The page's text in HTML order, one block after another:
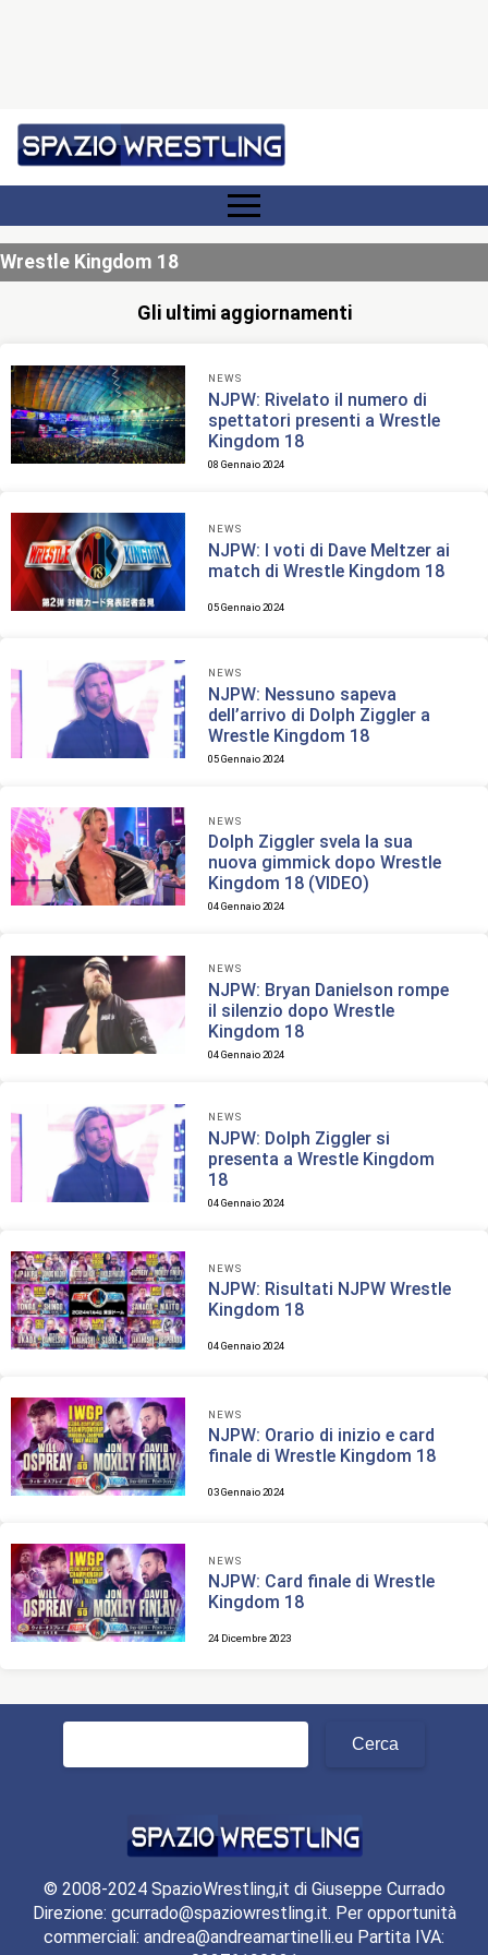
Wrestle Kingdom 18
Gli ultimi aggiornamenti
NEWS
NJPW: Rivelato il numero di
spettatori presenti a Wrestle
Kingdom 18
08 Gennaio 2024
NEWS
NJPW: I voti di Dave Meltzer ai
match di Wrestle Kingdom 18
05 Gennaio 2024
NEWS
NJPW: Nessuno sapeva
dell’arrivo di Dolph Ziggler a
Wrestle Kingdom 18
05 Gennaio 2024
NEWS
Dolph Ziggler svela la sua
nuova gimmick dopo Wrestle
Kingdom 18 (VIDEO)
04 Gennaio 2024
NEWS
NJPW: Bryan Danielson rompe
il silenzio dopo Wrestle
Kingdom 18
04 Gennaio 2024
NEWS
NJPW: Dolph Ziggler si
presenta a Wrestle Kingdom
18
04 Gennaio 2024
NEWS
NJPW: Risultati NJPW Wrestle
Kingdom 18
04 Gennaio 2024
NEWS
NJPW: Orario di inizio e card
finale di Wrestle Kingdom 18
03 Gennaio 2024
NEWS
NJPW: Card finale di Wrestle
Kingdom 18
24 Dicembre 2023
Ricerca
© 2008-2024 SpazioWrestling,it di Giuseppe Currado
Direzione: gcurrado@spaziowrestling.it. Per opportunità
commerciali: andrea@andreamartinelli.eu Partita IVA: